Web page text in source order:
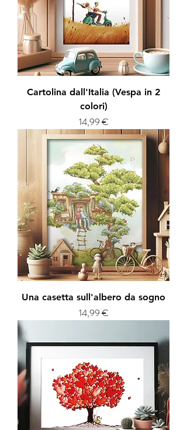
Cartolina dall'Italia (Vespa in 2
colori)
Prezzo
14,99 €
Una casetta sull'albero da sogno
Prezzo
14,99 €